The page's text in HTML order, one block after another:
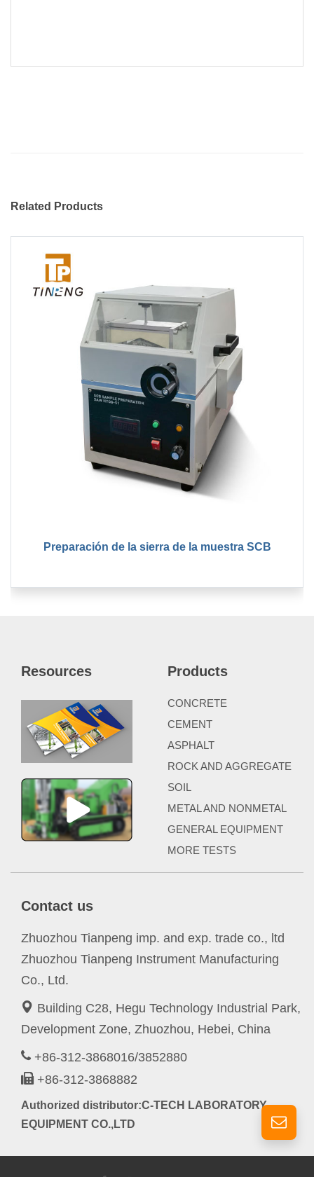
Related Products
Preparación de la sierra de la muestra SCB
Resources Products
CONCRETE
CEMENT
ASPHALT
ROCK AND AGGREGATE
SOIL
METAL AND NONMETAL
GENERAL EQUIPMENT
MORE TESTS
Contact us
Zhuozhou Tianpeng imp. and exp. trade co., ltd
Zhuozhou Tianpeng Instrument Manufacturing
Co., Ltd.
Building C28, Hegu Technology Industrial Park,
Development Zone, Zhuozhou, Hebei, China
+86-312-3868016/3852880
+86-312-3868882
Authorized distributor:C-TECH LABORATORY
EQUIPMENT CO.,LTD